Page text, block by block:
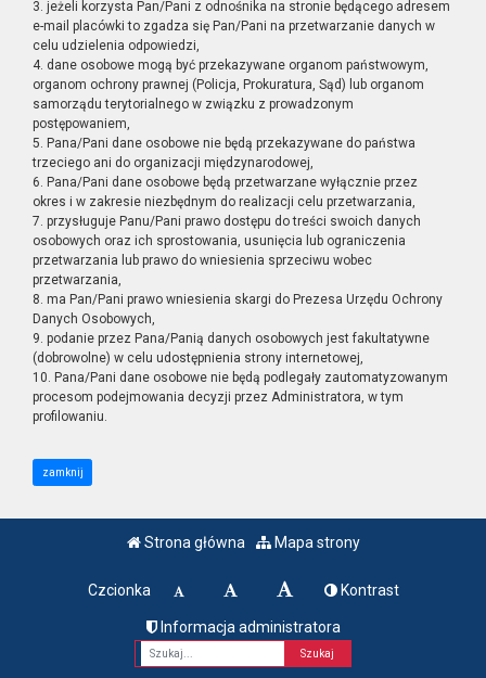
3. jeżeli korzysta Pan/Pani z odnośnika na stronie będącego adresem
e-mail placówki to zgadza się Pan/Pani na przetwarzanie danych w
celu udzielenia odpowiedzi,
4. dane osobowe mogą być przekazywane organom państwowym,
organom ochrony prawnej (Policja, Prokuratura, Sąd) lub organom
samorządu terytorialnego w związku z prowadzonym
postępowaniem,
5. Pana/Pani dane osobowe nie będą przekazywane do państwa
trzeciego ani do organizacji międzynarodowej,
6. Pana/Pani dane osobowe będą przetwarzane wyłącznie przez
okres i w zakresie niezbędnym do realizacji celu przetwarzania,
7. przysługuje Panu/Pani prawo dostępu do treści swoich danych
osobowych oraz ich sprostowania, usunięcia lub ograniczenia
przetwarzania lub prawo do wniesienia sprzeciwu wobec
przetwarzania,
8. ma Pan/Pani prawo wniesienia skargi do Prezesa Urzędu Ochrony
Danych Osobowych,
9. podanie przez Pana/Panią danych osobowych jest fakultatywne
(dobrowolne) w celu udostępnienia strony internetowej,
10. Pana/Pani dane osobowe nie będą podlegały zautomatyzowanym
procesom podejmowania decyzji przez Administratora, w tym
profilowaniu.
zamknij
Strona główna Mapa strony
Czcionka Kontrast
Informacja administratora
Fraza